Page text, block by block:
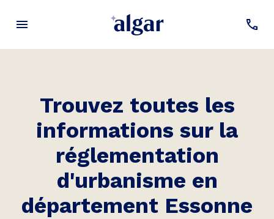
Trouvez toutes les
informations sur la
réglementation
d'urbanisme en
département Essonne